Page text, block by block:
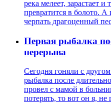
река мелеет, зарастает
превратится в болото.
черпать драгоценный
Первая рыбалка
перерыва
Сегодня гоняли с
рыбалка после
провел с мамой в
потерять, то вот он я, не